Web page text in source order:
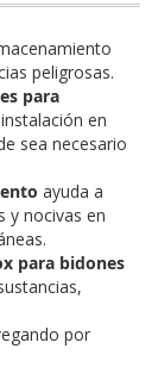
peligrosas.
para
en
sea necesario
ayuda a
y nocivas en
para bidones
por